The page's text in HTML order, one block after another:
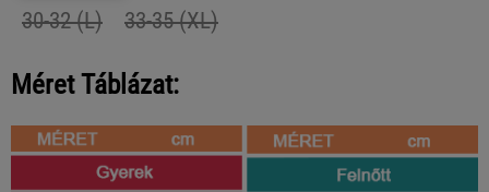
30-32 (L)
33-35 (XL)
Méret Táblázat: